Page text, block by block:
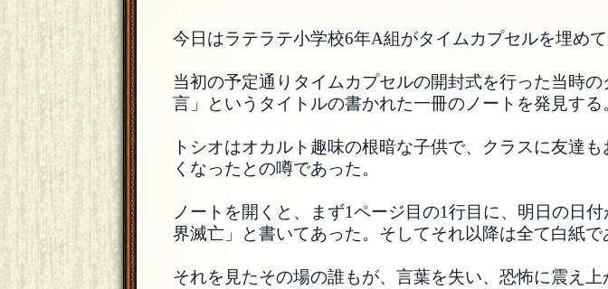
今日はラテラテ小学校6年A組がタイムカプセルを埋めて
当初の予定通りタイムカプセルの開封式を行った当時
言」というタイトルの書かれた一冊のノートを発見する
トシオはオカルト趣味の根暗な子供で、クラスに友達
くなったとの噂であった。
ノートを開くと、まず1ページ目の1行目に、明日の日
界滅亡」と書いてあった。そしてそれ以降は全て白紙で
それを見たその場の誰もが、言葉を失い、恐怖に震え上